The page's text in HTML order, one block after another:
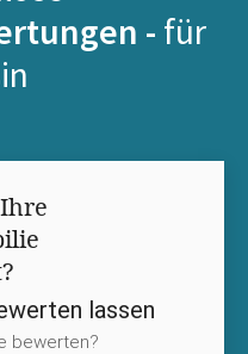
- für
lassen
bewerten?